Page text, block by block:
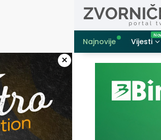
Najnovije
Vijesti
×